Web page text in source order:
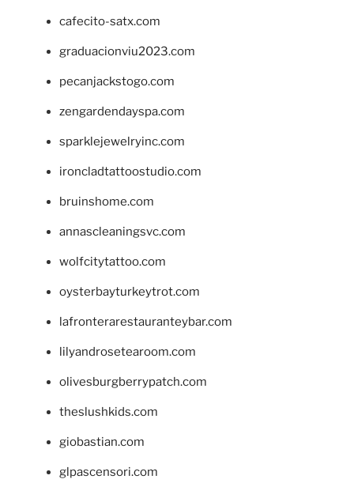
cafecito-satx.com
graduacionviu2023.com
pecanjackstogo.com
zengardendayspa.com
sparklejewelryinc.com
ironcladtattoostudio.com
bruinshome.com
annascleaningsvc.com
wolfcitytattoo.com
oysterbayturkeytrot.com
lafronterarestauranteybar.com
lilyandrosetearoom.com
olivesburgberrypatch.com
theslushkids.com
giobastian.com
glpascensori.com